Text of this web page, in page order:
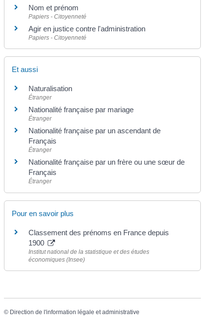
Nom et prénom
Papiers - Citoyenneté
Agir en justice contre l'administration
Papiers - Citoyenneté
Et aussi
Naturalisation
Étranger
Nationalité française par mariage
Étranger
Nationalité française par un ascendant de
Français
Étranger
Nationalité française par un frère ou une sœur de
Français
Étranger
Pour en savoir plus
Classement des prénoms en France depuis
1900
Institut national de la statistique et des études
économiques (Insee)
© Direction de l'information légale et administrative